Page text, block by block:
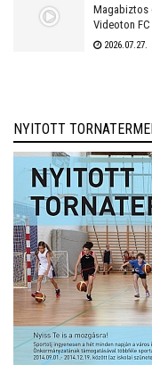
Magabiztos
Videoton
találat
2026.07.27.
NYITOTT